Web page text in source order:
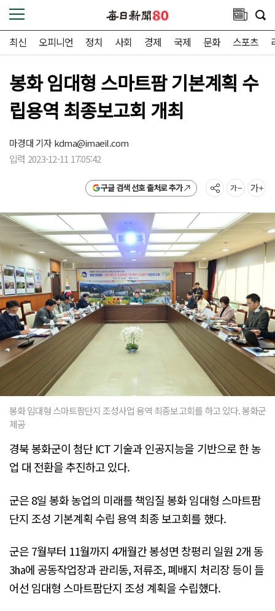
최신 오피니언 정치 사회 경제 국제 문화 스포츠
봉화 임대형 스마트팜 기본계획 수
립용역 최종보고회 개최
마경대 기자kdma@imaeil.com
입력 2023-12-11 17:05:42
구글 검색 선호 출처로 추가
봉화 임대형 스마트팜단지 조성사업 용역 최종보고회를 하고 있다. 봉화군
제공
경북 봉화군이 첨단 ICT 기술과 인공지능을 기반으로 한 농
업 대 전환을 추진하고 있다.
군은 8일 봉화 농업의 미래를 책임질 봉화 임대형 스마트팜
단지 조성 기본계획 수립 용역 최종 보고회를 했다.
군은 7월부터 11월까지 4개월간 봉성면 창평리 일원 2개 동
3㏊에 공동작업장과 관리동, 저류조, 폐배지 처리장 등이 들
어선 임대형 스마트팜단지 조성 계획을 수립했다.